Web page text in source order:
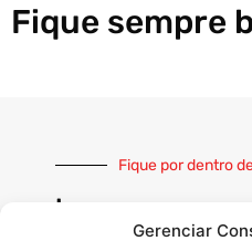
Gerenciar
Fique sempre
Fique por dentro
Inscreva-se e
notícias sempre